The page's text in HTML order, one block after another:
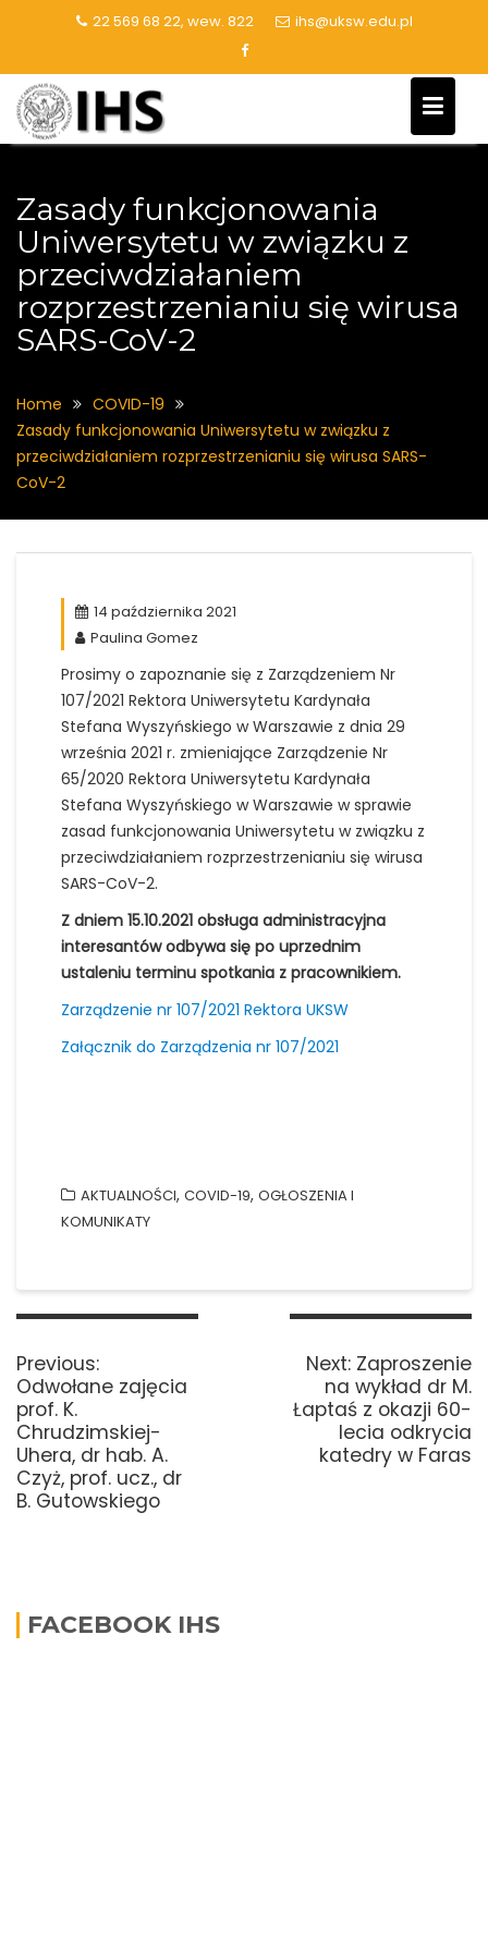
22 569 68 22, wew. 822 ihs@uksw.edu.pl
Zasady funkcjonowania
Uniwersytetu w związku z
przeciwdziałaniem
rozprzestrzenianiu się wirusa
SARS-CoV-2
Home
COVID-19
Zasady funkcjonowania Uniwersytetu w związku z
przeciwdziałaniem rozprzestrzenianiu się wirusa SARS-
CoV-2
14 października 2021
Paulina Gomez
Prosimy o zapoznanie się z Zarządzeniem Nr
107/2021 Rektora Uniwersytetu Kardynała
Stefana Wyszyńskiego w Warszawie z dnia 29
września 2021 r. zmieniające Zarządzenie Nr
65/2020 Rektora Uniwersytetu Kardynała
Stefana Wyszyńskiego w Warszawie w sprawie
zasad funkcjonowania Uniwersytetu w związku z
przeciwdziałaniem rozprzestrzenianiu się wirusa
SARS-CoV-2.
Z dniem 15.10.2021 obsługa administracyjna
interesantów odbywa się po uprzednim
ustaleniu terminu spotkania z pracownikiem.
Zarządzenie nr 107/2021 Rektora UKSW
Załącznik do Zarządzenia nr 107/2021
AKTUALNOŚCI, COVID-19, OGŁOSZENIA I
KOMUNIKATY
Nawigacja
Previous:Previous
post:
Odwołane zajęcia
prof. K.
Chrudzimskiej-
Uhera, dr hab. A.
Czyż, prof. ucz., dr
B. Gutowskiego
Next: Next
post:
Zaproszenie
na wykład dr M.
Łaptaś z okazji 60-
lecia odkrycia
katedry w Faras
FACEBOOK IHS